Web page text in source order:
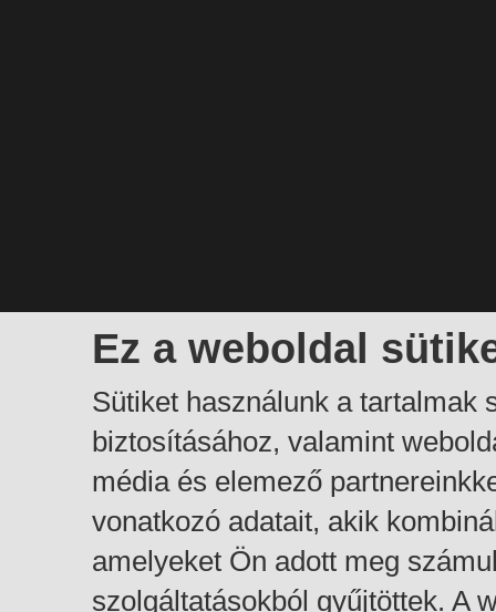
Ez a weboldal
Sütiket használunk a tartalmak
biztosításához, valamint
média és elemező
vonatkozó adatait, akik
amelyeket Ön adott meg
szolgáltatásokból gyűjtöttek. A